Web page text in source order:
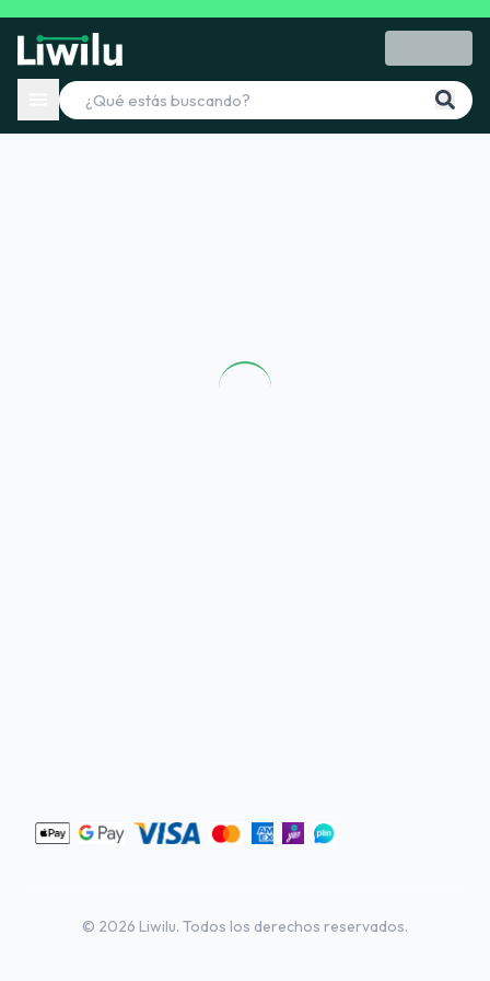
© 2026 Liwilu. Todos los derechos reservados.